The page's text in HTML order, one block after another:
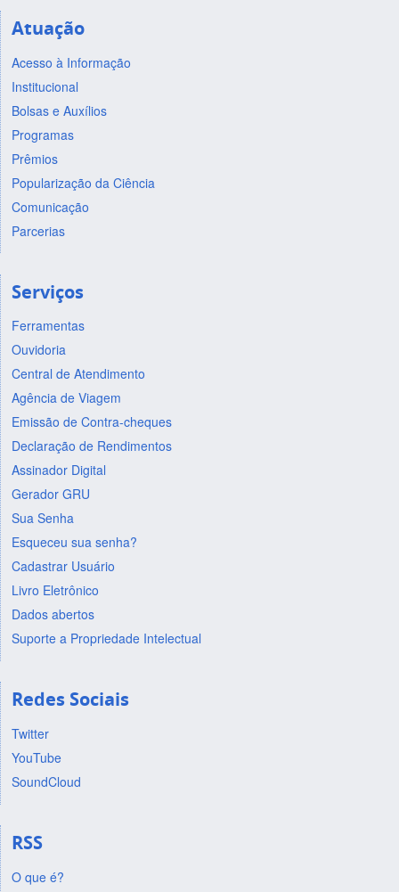
Atuação
Acesso à Informação
Institucional
Bolsas e Auxílios
Programas
Prêmios
Popularização da Ciência
Comunicação
Parcerias
Serviços
Ferramentas
Ouvidoria
Central de Atendimento
Agência de Viagem
Emissão de Contra-cheques
Declaração de Rendimentos
Assinador Digital
Gerador GRU
Sua Senha
Esqueceu sua senha?
Cadastrar Usuário
Livro Eletrônico
Dados abertos
Suporte a Propriedade Intelectual
Redes Sociais
Twitter
YouTube
SoundCloud
RSS
O que é?